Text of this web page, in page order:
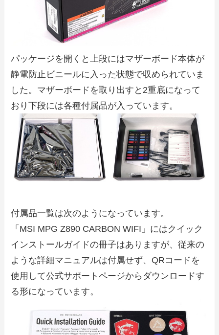
パッケージを開くと上段にはマザーボード本体が
静電防止ビニールに入った状態で収められていま
した。マザーボードを取り出すと2重底になって
おり下段には各種付属品が入っています。
付属品一覧は次のようになっています。
「MSI MPG Z890 CARBON WIFI」にはクイック
インストールガイドの冊子はありますが、従来の
ような詳細マニュアルは付属せず、QRコードを
使用して公式サポートページからダウンロードす
る形になっています。